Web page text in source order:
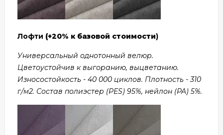
Лофти (+20% к базовой стоимости)
Универсальный однотонный велюр.
Цветоустойчив к выгоранию, выцветанию.
Износостойкость - 40 000 циклов. Плотность - 310
г/м2. Состав полиэстер (PES) 95%, нейлон (PA) 5%.